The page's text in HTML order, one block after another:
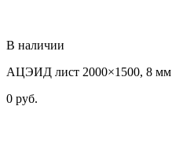
В наличии
АЦЭИД лист 2000×1500, 8 мм
0 руб.